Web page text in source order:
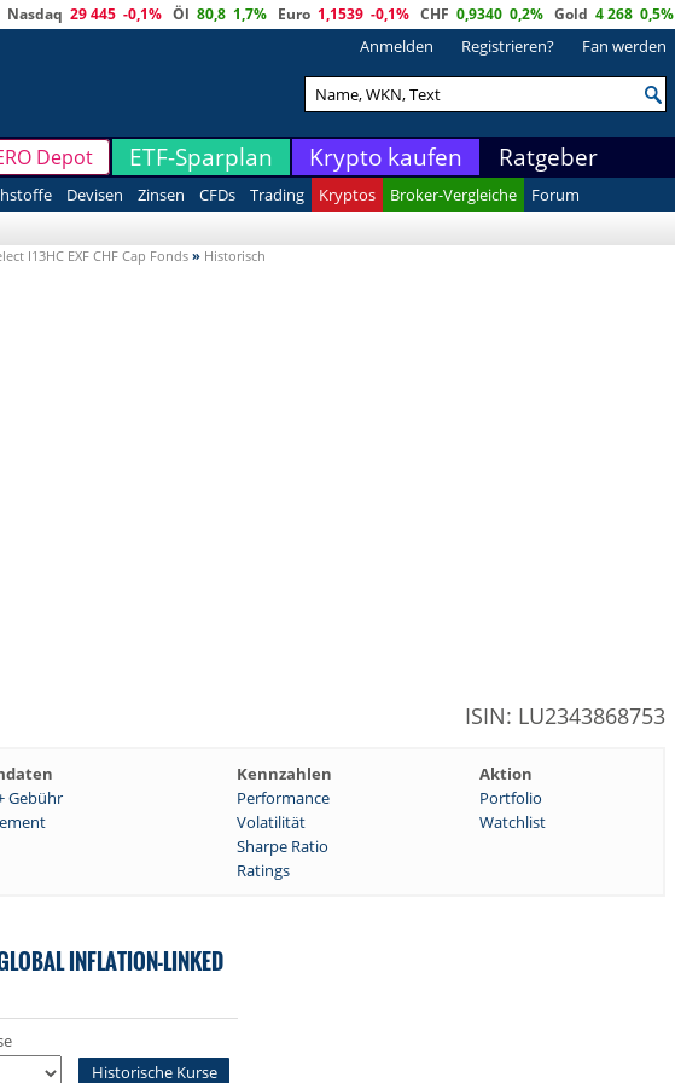
Nasdaq 29 445 -0,1% Öl 80,8 1,7% Euro 1,1539 -0,1% CHF 0,9340 0,2% Gold 4 268 0,5%
Anmelden Registrieren? Fan werden
Depot ETF-Sparplan Krypto kaufen Ratgeber
Devisen Zinsen CFDs Trading Kryptos Broker-Vergleiche
Forum
I13HC EXF CHF Cap Fonds » Historisch
ISIN: LU2343868753
Kennzahlen
Aktion
Gebühr Performance
Portfolio
Volatilität
Watchlist
Sharpe Ratio
Ratings
INFLATION-LINKED
Historische Kurse